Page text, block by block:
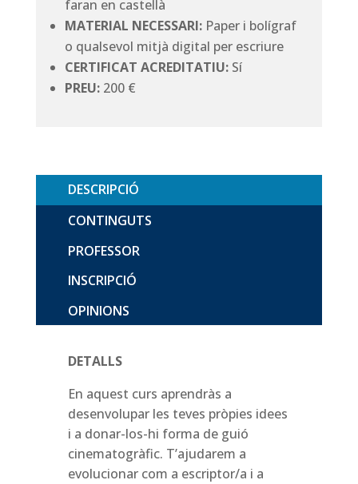
faran en castellà
MATERIAL NECESSARI:Paper i bolígraf
o qualsevol mitjà digital per escriure
CERTIFICAT ACREDITATIU:Sí
PREU:200 €
DESCRIPCIÓ
CONTINGUTS
PROFESSOR
INSCRIPCIÓ
OPINIONS
DETALLS
En aquest curs aprendràs a
desenvolupar les teves pròpies idees
i a donar-los-hi forma de guió
cinematogràfic. T’ajudarem a
evolucionar com a escriptor/a i a